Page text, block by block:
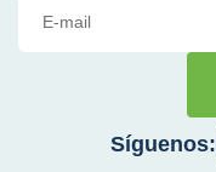
Síguenos: